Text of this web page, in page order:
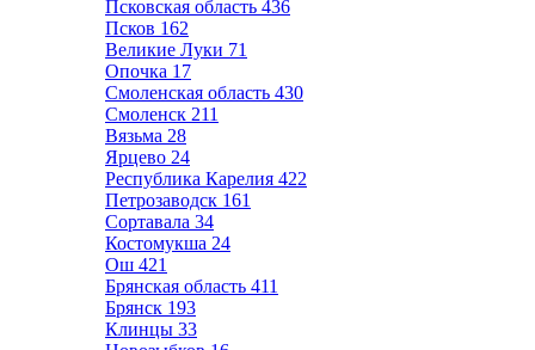
Псковская область 436
Псков 162
Великие Луки 71
Опочка 17
Смоленская область 430
Смоленск 211
Вязьма 28
Ярцево 24
Республика Карелия 422
Петрозаводск 161
Сортавала 34
Костомукша 24
Ош 421
Брянская область 411
Брянск 193
Клинцы 33